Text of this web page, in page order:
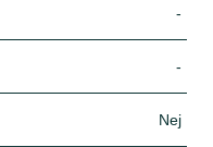
-
-
Nej